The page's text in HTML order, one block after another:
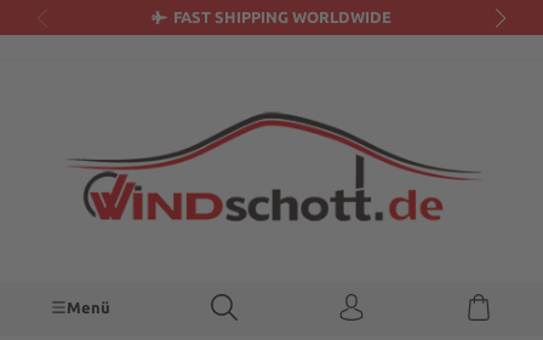
FAST SHIPPING WORLDWIDE
Menü